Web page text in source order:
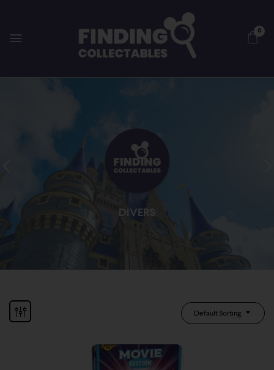
0
DIVERS
Default Sorting